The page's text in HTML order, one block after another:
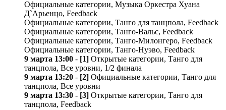
Официальные категории, Музыка Оркестра Хуана
Д`Арьенцо, Feedback
Официальные категории, Танго для танцпола, Feedback
Официальные категории, Танго-Вальс, Feedback
Официальные категории, Танго-Милонгеро, Feedback
Официальные категории, Танго-Нуэво, Feedback
9 марта 13:00 - [1] Открытые категории, Танго для
танцпола, Все уровни, 1/2 финала
9 марта 13:20 - [2] Официальные категории, Танго для
танцпола, Все уровни
9 марта 13:30 - [3] Открытые категории, Танго для
танцпола, Feedback